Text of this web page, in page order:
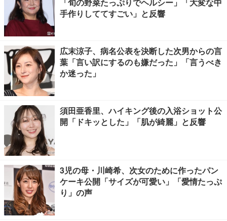
手作りしててすごい」と反響
広末涼子、病名公表を決断した次男からの言
葉「言い訳にするのも嫌だった」「言うべき
か迷った」
須田亜香里、ハイキング後の入浴ショット公
開「ドキッとした」「肌が綺麗」と反響
3児の母・川崎希、次女のために作ったパン
ケーキ公開「サイズが可愛い」「愛情たっぷ
り」の声